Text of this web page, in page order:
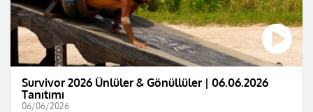
Survivor 2026 Ünlüler & Gönüllüler | 06.06.2026
Tanıtımı
06/06/2026